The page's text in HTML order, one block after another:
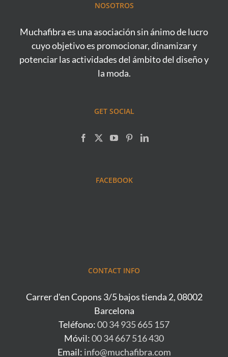
NOSOTROS
Muchafibra es una asociación sin ánimo de lucro
cuyo objetivo es promocionar, dinamizar y
potenciar las actividades del ámbito del diseño y
la moda.
GET SOCIAL
FACEBOOK
CONTACT INFO
Carrer d'en Copons 3/5 bajos tienda 2, 08002
Barcelona
Teléfono:00 34 935 665 157
Móvil:00 34 667 516 430
Email: info@muchafibra.com